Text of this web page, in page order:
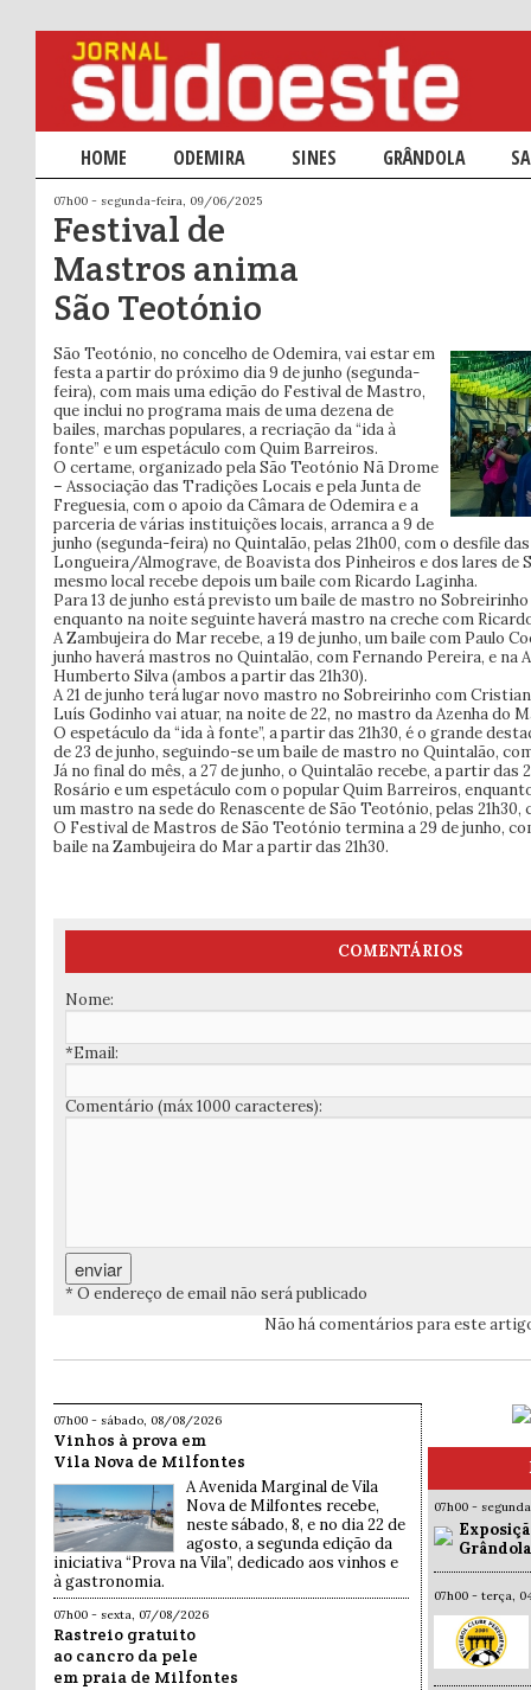
Menu principal
SALTAR PARA O CONTEÚDO PRIMÁRIO
SALTAR PARA O CONTEÚDO SECUNDÁRIO
HOME ODEMIRA SINES GRÂNDOLA
07h00 - segunda-feira, 09/06/2025
Festival de
Mastros anima
São Teotónio
São Teotónio, no concelho de Odemira, vai estar em
festa a partir do próximo dia 9 de junho (segunda-
feira), com mais uma edição do Festival de Mastro,
que inclui no programa mais de uma dezena de
bailes, marchas populares, a recriação da “ida à
fonte” e um espetáculo com Quim Barreiros.
O certame, organizado pela São Teotónio Nã Drome
– Associação das Tradições Locais e pela Junta de
Freguesia, com o apoio da Câmara de Odemira e a
parceria de várias instituições locais, arranca a 9 de
junho (segunda-feira) no Quintalão, pelas 21h00, com o desfile
Longueira/Almograve, de Boavista dos Pinheiros e dos lares de
mesmo local recebe depois um baile com Ricardo Laginha.
Para 13 de junho está previsto um baile de mastro no
enquanto na noite seguinte haverá mastro na creche com
A Zambujeira do Mar recebe, a 19 de junho, um baile com Paulo
junho haverá mastros no Quintalão, com Fernando Pereira, e na
Humberto Silva (ambos a partir das 21h30).
A 21 de junho terá lugar novo mastro no Sobreirinho com
Luís Godinho vai atuar, na noite de 22, no mastro da Azenha do
O espetáculo da “ida à fonte”, a partir das 21h30, é o grande
de 23 de junho, seguindo-se um baile de mastro no Quintalão,
Já no final do mês, a 27 de junho, o Quintalão recebe, a partir das
Rosário e um espetáculo com o popular Quim Barreiros,
um mastro na sede do Renascente de São Teotónio, pelas 21h30,
O Festival de Mastros de São Teotónio termina a 29 de junho,
baile na Zambujeira do Mar a partir das 21h30.
COMENTÁRIOS
Nome:
*Email:
Comentário (máx 1000 caracteres):
* O endereço de email não será publicado
Não há comentários para este
07h00 - sábado, 08/08/2026
Vinhos à prova em
Vila Nova de Milfontes
A Avenida Marginal de Vila
Nova de Milfontes recebe,
neste sábado, 8, e no dia 22 de
agosto, a segunda edição da
iniciativa “Prova na Vila”, dedicado aos vinhos e
à gastronomia.
07h00 - sexta, 07/08/2026
Rastreio gratuito
ao cancro da pele
em praia de Milfontes
07h00 -
07h00 - terça,